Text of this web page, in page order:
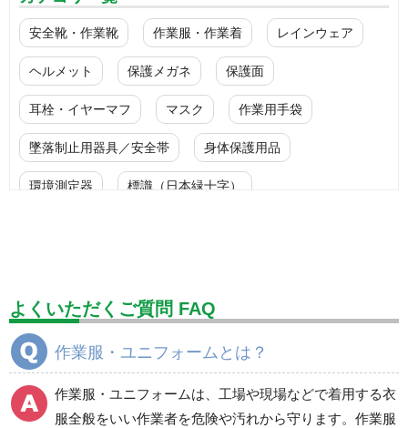
安全靴・作業靴 作業服・作業着 レインウェア
ヘルメット 保護メガネ 保護面
耳栓・イヤーマフ マスク 作業用手袋
墜落制止用器具／安全帯 身体保護用品
環境測定器 標識（日本緑十字）
設備用品・作業補助用品 工事作業用品
分煙対策機器
電気保守用品 ワイパー クリーンルーム対策用品
防災グッズ（防災セット） 救急医療品
よくいただくご質問 FAQ
作業服・ユニフォームとは？
作業服・ユニフォームは、工場や現場などで着用する衣
服全般をいい作業者を危険や汚れから守ります。作業服